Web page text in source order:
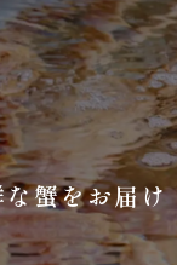
な蟹をお届け